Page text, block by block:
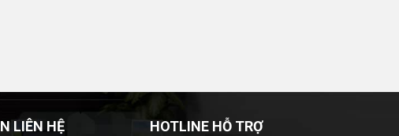
LIÊN HỆ HOTLINE HỖ TRỢ